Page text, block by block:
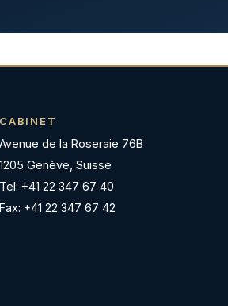
CABINET
Avenue de la Roseraie 76B
1205 Genève, Suisse
Tel: +41 22 347 67 40
Fax: +41 22 347 67 42